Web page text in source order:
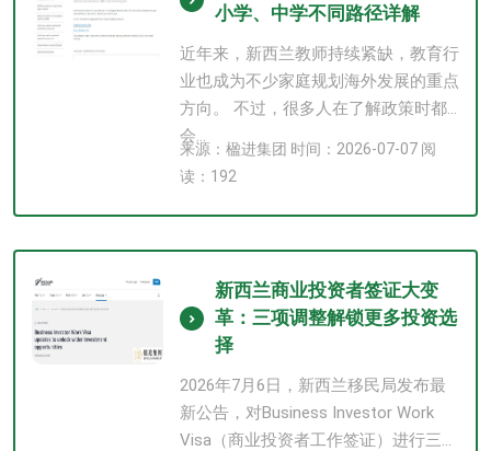
小学、中学不同路径详解
近年来，新西兰教师持续紧缺，教育行
业也成为不少家庭规划海外发展的重点
方向。 不过，很多人在了解政策时都
会...
来源：楹进集团 时间：2026-07-07 阅
读：192
新西兰商业投资者签证大变
革：三项调整解锁更多投资选
择
2026年7月6日，新西兰移民局发布最
新公告，对Business Investor Work
Visa（商业投资者工作签证）进行三项